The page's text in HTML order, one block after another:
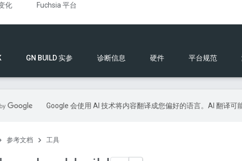
化
Fuchsia 平台
GN BUILD 实参 诊断信息 硬件 平台规范
Google 会使用 AI 技术将内容翻译成您偏好的语言。AI 翻译可
参考文档 工具